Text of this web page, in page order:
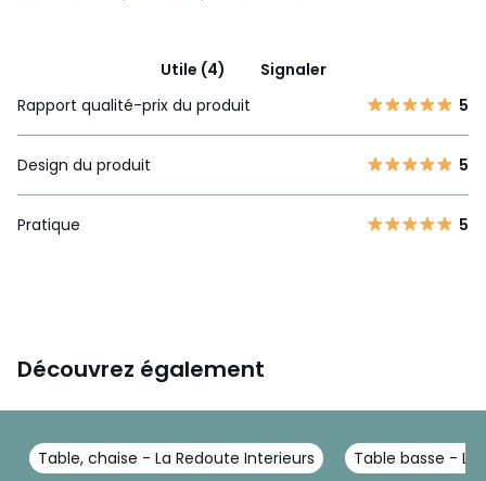
Utile (4)
Signaler
Rapport qualité-prix du produit
5
Design du produit 5
Pratique 5
Découvrez également
Table, chaise - La Redoute Interieurs Table basse - La